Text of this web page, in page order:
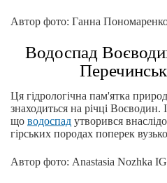
Автор фото: Ганна
Водоспад
Ця гідрологічна пам'ятка
знаходиться на річці Воєводин.
що водоспад утворився
гірських породах поперек
Автор фото: Anastasia Nozhka